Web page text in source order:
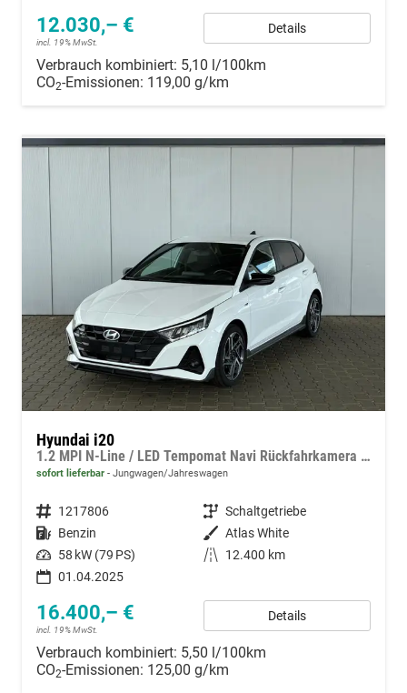
12.030,– €
incl. 19% MwSt.
Details
Verbrauch kombiniert: 5,10 l/100km
CO2-Emissionen: 119,00 g/km
Hyundai i20
1.2 MPI N-Line / LED Tempomat Navi Rückfahrkamera Alu 17"
sofort lieferbar Jungwagen/Jahreswagen
Fahrzeugnummer 1217806 Getriebe Schaltgetriebe
Kraftstoff Benzin Außenfarbe Atlas White
Leistung 58 kW (79 PS) Kilometerstand
12.400 km
01.04.2025
16.400,– €
incl. 19% MwSt.
Details
Verbrauch kombiniert: 5,50 l/100km
CO2-Emissionen: 125,00 g/km